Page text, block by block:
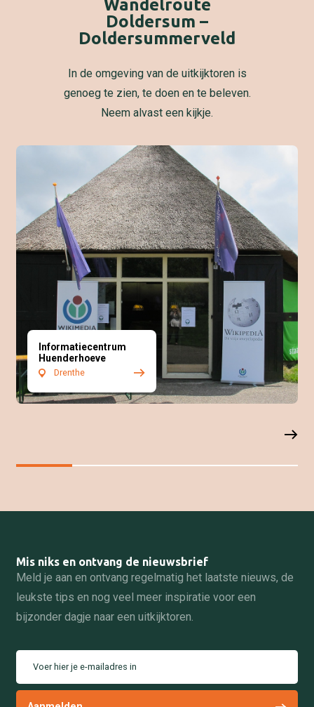
Wandelroute
Doldersum –
Doldersummerveld
In de omgeving van de uitkijktoren is
genoeg te zien, te doen en te beleven.
Neem alvast een kijkje.
Informatiecentrum
Huenderhoeve
Drenthe
Mis niks en ontvang de nieuwsbrief
Meld je aan en ontvang regelmatig het laatste nieuws, de
leukste tips en nog veel meer inspiratie voor een
bijzonder dagje naar een uitkijktoren.
Voer hier je e-mailadres in